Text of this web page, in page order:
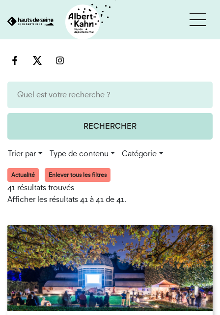
au
RECHERCHER
Trier par Type de contenu Catégorie
Actualité Enlever tous les filtres
41 résultats trouvés
Afficher les résultats 41 à 41 de 41.
Cookies et traceurs utilisés sur ce site